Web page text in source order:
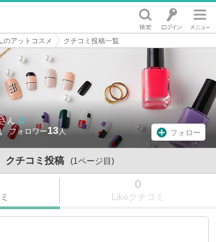
のアットコスメ クチコミ投稿一覧
ん
13 フォロー
クチコミ投稿 (1ページ目)
0
Likeクチコミ